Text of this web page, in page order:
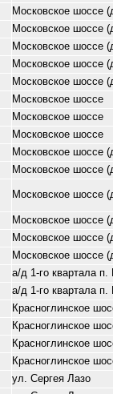
Московское шоссе
Московское шоссе
Московское шоссе
Московское шоссе
Московское шоссе
Московское шоссе
Московское шоссе
Московское шоссе
Московское шоссе
Московское шоссе
Московское шоссе
Московское шоссе
Московское шоссе
Московское шоссе
а/д 1-го квартала
а/д 1-го квартала
Красноглинское
Красноглинское
Красноглинское
Красноглинское
ул. Сергея Лазо